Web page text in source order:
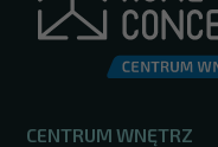
CENTRUM WNĘTRZ